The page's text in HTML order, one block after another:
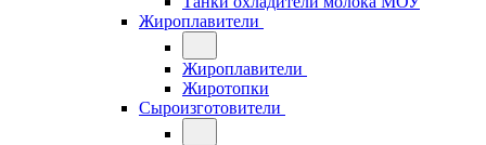
Жироплавители
Жироплавители
Жиротопки
Сыроизготовители